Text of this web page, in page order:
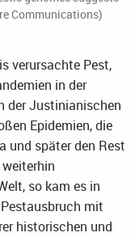
Communications)
verursachte Pest,
in der
der Justinianischen
Epidemien, die
und später den Rest
so kam es in
mit
historischen und